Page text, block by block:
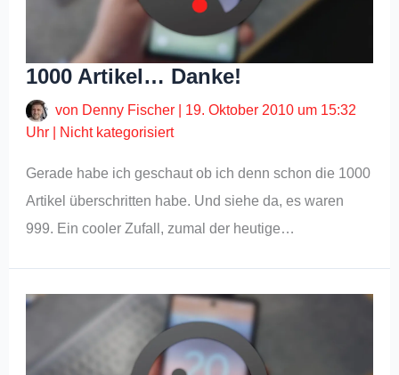
1000 Artikel… Danke!
von Denny Fischer
19. Oktober 2010 um 15:32
Uhr
Nicht kategorisiert
Gerade habe ich geschaut ob ich denn schon die 1000
Artikel überschritten habe. Und siehe da, es waren
999. Ein cooler Zufall, zumal der heutige…